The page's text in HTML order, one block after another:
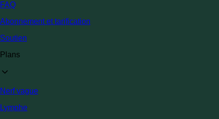
FAQ
Abonnement et tarification
Soutien
Plans
Nerf vague
Lymphe